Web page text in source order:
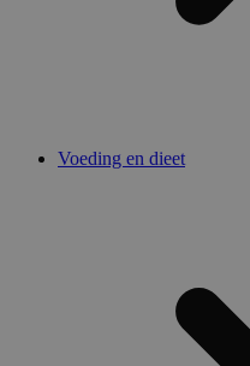
Voeding en dieet